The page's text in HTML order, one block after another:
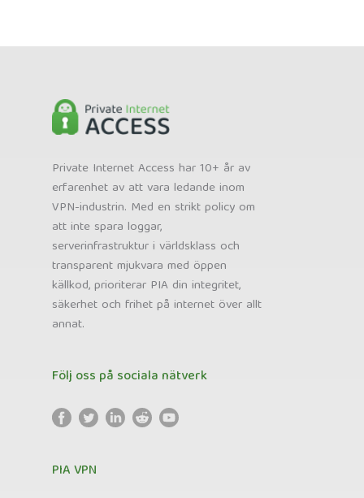
Private Internet Access har 10+ år av
erfarenhet av att vara ledande inom
VPN-industrin. Med en strikt policy om
att inte spara loggar,
serverinfrastruktur i världsklass och
transparent mjukvara med öppen
källkod, prioriterar PIA din integritet,
säkerhet och frihet på internet över allt
annat.
Följ oss på sociala nätverk
PIA VPN